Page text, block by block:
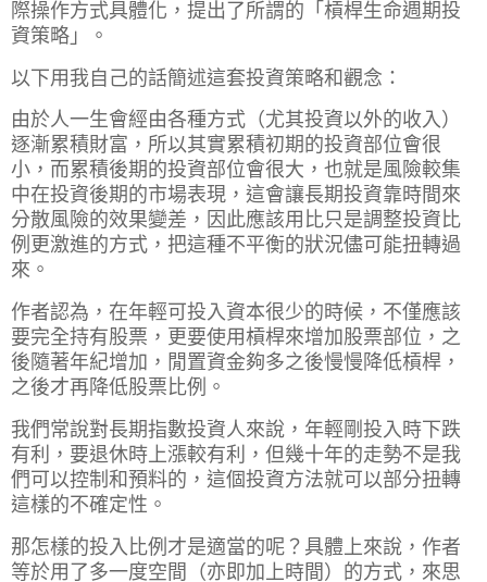
際操作方式具體化，提出了所謂的 「槓桿生命週期投
資策略」。
以下用我自己的話簡述這套投資策略和觀念：
由於人一生會經由各種方式（尤其投資以外的收入）
逐漸累積財富，所以其實累積初期的投資部位會很
小，而累積後期的投資部位會很大，也就是風險較集
中在投資後期的市場表現，這會讓長期投資靠時間來
分散風險的效果變差，因此應該用比只是調整投資比
例更激進的方式，把這種不平衡的狀況儘可能扭轉過
來。
作者認為，在年輕可投入資本很少的時候，不僅應該
要完全持有股票，更要使用槓桿來增加股票部位，之
後隨著年紀增加，閒置資金夠多之後慢慢降低槓桿，
之後才再降低股票比例。
我們常說對長期指數投資人來說，年輕剛投入時下跌
有利，要退休時上漲較有利，但幾十年的走勢不是我
們可以控制和預料的，這個投資方法就可以部分扭轉
這樣的不確定性。
那怎樣的投入比例才是適當的呢？ 具體上來說，作者
等於用了多一度空間（亦即加上時間）的方式，來思